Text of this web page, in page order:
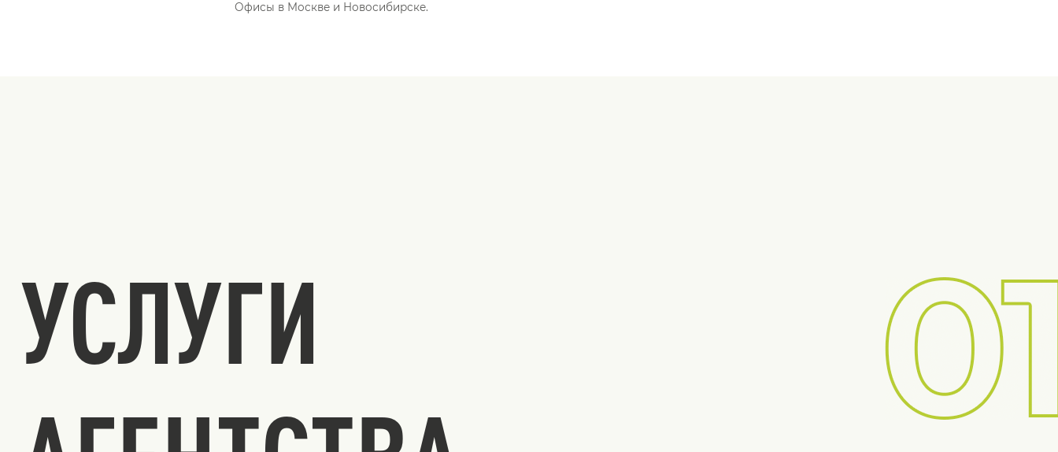
Офисы в Москве и Новосибирске.
УСЛУГИ